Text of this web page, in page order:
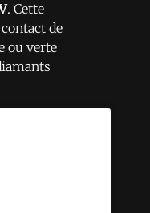
. Cette
de
ou verte